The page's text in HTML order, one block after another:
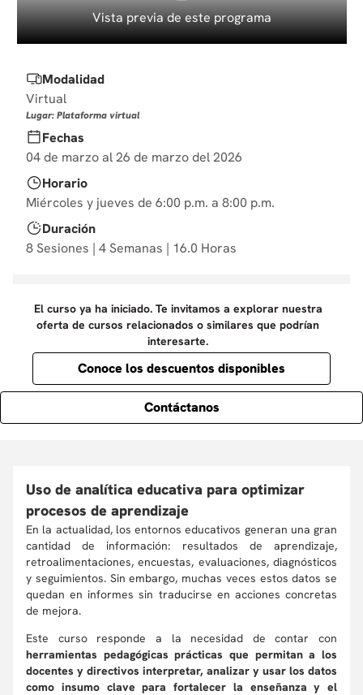
10. diseño Vista previa de este programa
Modalidad
Virtual
Lugar: Plataforma virtual
Fechas
04 de marzo al 26 de marzo del 2026
Horario
Miércoles y jueves de 6:00 p.m. a 8:00 p.m.
Duración
8 Sesiones | 4 Semanas | 16.0 Horas
El curso ya ha iniciado. Te invitamos a explorar nuestra
oferta de cursos relacionados o similares que podrían
interesarte.
Conoce los descuentos disponibles
Contáctanos
Uso de analítica educativa para optimizar
procesos de aprendizaje
En la actualidad, los entornos educativos generan una gran
cantidad de información: resultados de aprendizaje,
retroalimentaciones, encuestas, evaluaciones, diagnósticos
y seguimientos. Sin embargo, muchas veces estos datos se
quedan en informes sin traducirse en acciones concretas
de mejora.
Este curso responde a la necesidad de contar con
herramientas pedagógicas prácticas que permitan a los
docentes y directivos interpretar, analizar y usar los datos
como insumo clave para fortalecer la enseñanza y el